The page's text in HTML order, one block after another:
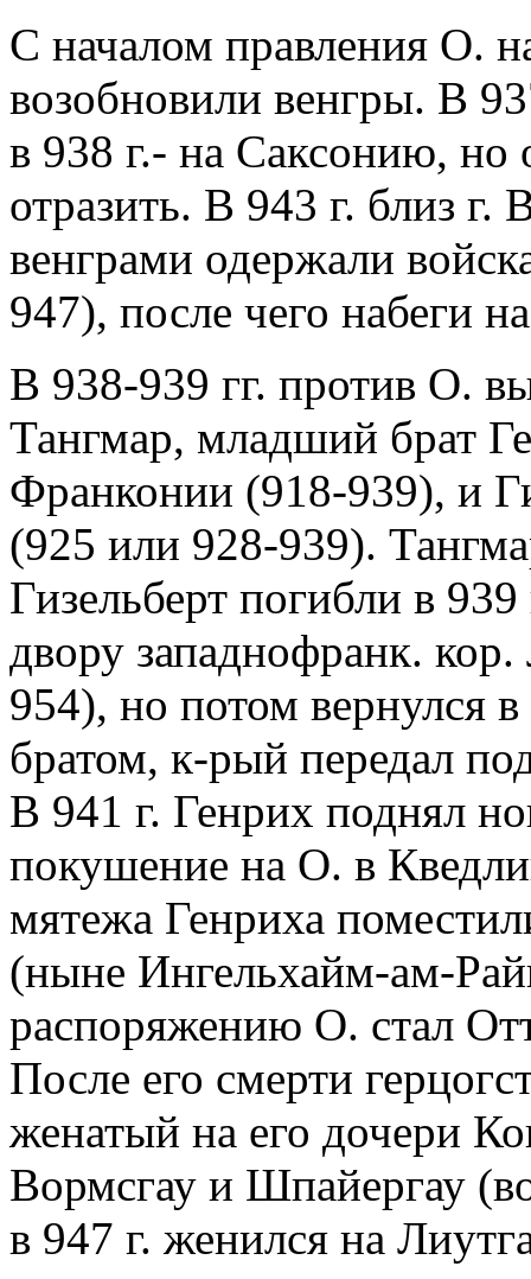
С началом правления О.
возобновили венгры. В
в 938 г.- на Саксонию, но
отразить. В 943 г. близ
венграми одержали
947), после чего набеги
В 938-939 гг. против О.
Тангмар, младший брат
Франконии (918-939), и
(925 или 928-939).
Гизельберт погибли в
двору западнофранк.
954), но потом вернулся
братом, к-рый передал
В 941 г. Генрих поднял
покушение на О. в
мятежа Генриха
(ныне Ингельхайм-ам-
распоряжению О. стал
После его смерти
женатый на его дочери
Вормсгау и Шпайергау
в 947 г. женился на